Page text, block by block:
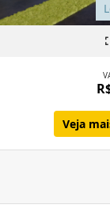
Veja